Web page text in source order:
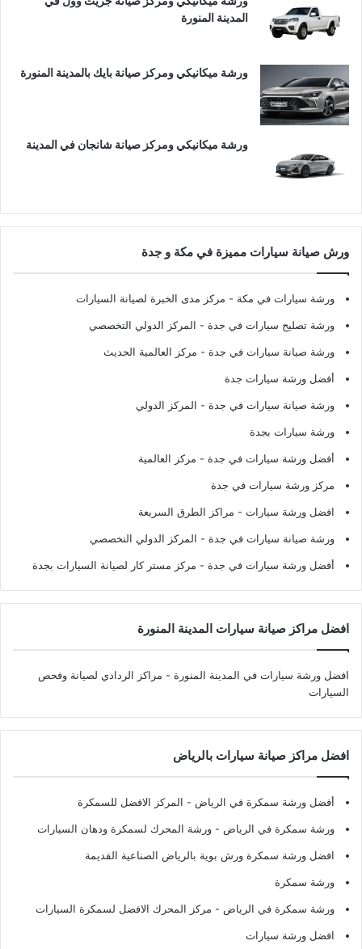
المدينة المنورة
ورشة ميكانيكي ومركز صيانة بايك بالمدينة المنورة
ورشة ميكانيكي ومركز صيانة شانجان في المدينة
ورش صيانة سيارات مميزة في مكة و جدة
ورشة سيارات في مكة - مركز مدى الخبرة لصيانة السيارات
ورشة تصليح سيارات في جدة - المركز الدولي التخصصي
ورشة صيانة سيارات في جدة - مركز العالمية الحديث
أفضل ورشة سيارات جدة
ورشة صيانة سيارات في جدة - المركز الدولي
ورشة سيارات بجدة
أفضل ورشة سيارات في جدة - مركز العالمية
مركز ورشة سيارات في جدة
افضل ورشة سيارات - مراكز الطرق السريعة
ورشة صيانة سيارات في جدة - المركز الدولي التخصصي
أفضل ورشة سيارات في جدة - مركز مستر كار لصيانة السيارات بجدة
افضل مراكز صيانة سيارات المدينة المنورة
افضل ورشة سيارات في المدينة المنورة - مراكز الردادي لصيانة وفحص
السيارات
افضل مراكز صيانة سيارات بالرياض
أفضل ورشة سمكرة في الرياض - المركز الافضل للسمكرة
ورشة سمكرة في الرياض - ورشة المحرك لسمكرة ودهان السيارات
افضل ورشة سمكرة ورش بوية بالرياض الصناعية القديمة
ورشة سمكرة
ورشة سمكرة في الرياض - مركز المحرك الافضل لسمكرة السيارات
افضل ورشة سيارات